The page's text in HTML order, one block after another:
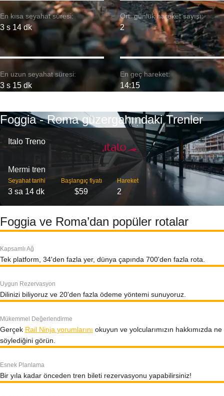
En kısa seyahat süresi:
3 s 14 dk
En uzun seyahat süresi:
3 s 15 dk
Ort. günlük hareket sayısı:
2
En geç hareket:
14:15
Foggia - Roma güzergahındaki Trenler
Italo Treno
Mermi tren
Seyahat tarihi
3 sa 14 dk
Başlangıç ​​fiyatı
$59
Hareket
2
Foggia ve Roma’dan popüler rotalar
Kapsamlı Ağ
Tek platform, 34'den fazla yer, dünya çapında 700'den fazla rota.
Uygun Rezervasyon
Dilinizi biliyoruz ve 20'den fazla ödeme yöntemi sunuyoruz.
Mükemmel Değerlendirme
Gerçek Rail Ninja yorumlarını okuyun ve yolcularımızın hakkımızda ne
söylediğini görün.
Esnek Planlama
Bir yıla kadar önceden tren bileti rezervasyonu yapabilirsiniz!